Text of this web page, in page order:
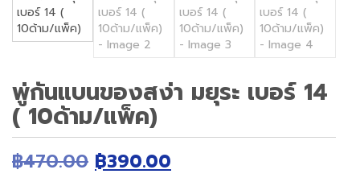
พู่กันแบนของสง่า มยุระ เบอร์ 14
( 10ด้าม/แพ็ค)
฿470.00 Original
฿390.00